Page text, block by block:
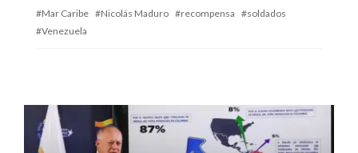
Mar Caribe Nicolás Maduro recompensa
soldados
Venezuela